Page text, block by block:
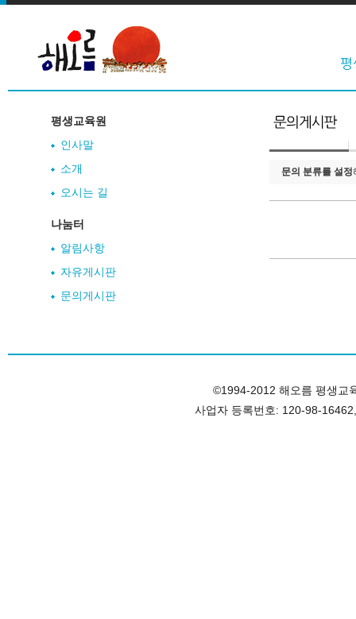
평생교육원
인사말
소개
오시는 길
나눔터
알림사항
자유게시판
문의게시판
문의 분류를 설정
©1994-2012 해오름 평생교
사업자 등록번호: 120-98-